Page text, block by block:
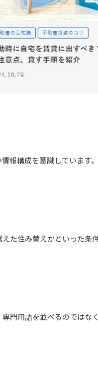
報構成を意識しています
た住み替えかといった条
門用語を並べるのではな